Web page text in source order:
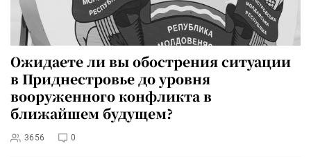
Ожидаете ли вы обострения ситуации
в Приднестровье до уровня
вооруженного конфликта в
ближайшем будущем?
3656 0